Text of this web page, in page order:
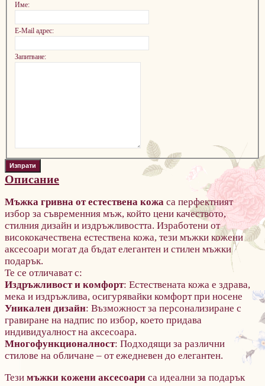
Име:
E-Mail адрес:
Запитване:
Описание
Мъжка гривна от естествена кожа са перфектният
избор за съвременния мъж, който цени качеството,
стилния дизайн и издръжливостта. Изработени от
висококачествена естествена кожа, тези мъжки кожени
аксесоари могат да бъдат елегантен и стилен мъжки
подарък.
Те се отличават с:
Издръжливост и комфорт: Естествената кожа е здрава,
мека и издръжлива, осигурявайки комфорт при носене
Уникален дизайн: Възможност за персонализиране с
гравиране на надпис по избор, което придава
индивидуалност на аксесоара.
Многофункционалност: Подходящи за различни
стилове на обличане – от ежедневен до елегантен.
Тези мъжки кожени аксесоари са идеални за подарък